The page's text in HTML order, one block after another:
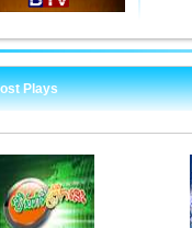
Plays